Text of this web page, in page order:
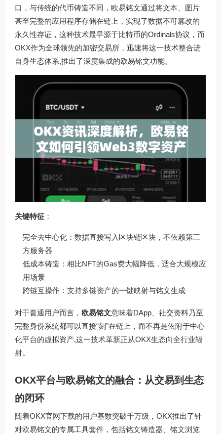
口，与传统的代币铸造不同，欧易铭文通过将文本、图片
甚至完整的应用程序存储在链上，实现了数据不可篡改的
永久性存证，这种技术最早源于比特币的Ordinals协议，而
OKX作为全球领先的加密交易所，迅速将这一技术整合进
自身生态体系,推出了深度集成的欧易铭文功能。
关键特征 ：
完全去中心化：数据直接写入区块链区块，不依赖第三
方服务器
低成本铸造：相比NFT的Gas费大幅降低，适合大规模应
用场景
跨链互操作：支持多链资产的一键映射与铭文生成
对于普通用户而言， 欧易铭文意味着DApp、社交资料乃至
完整身份系统都可以直接“刻”在链上，而不再是依附于中心
化平台的虚拟资产,这一技术革新正从OKX生态向全行业辐
射。
OKX平台与欧易铭文的融合：从交易到生态
的闭环
随着OKX官网下载的用户基数突破千万级，OKX推出了针
对欧易铭文的专属工具套件，包括铭文铸造器、铭文浏览